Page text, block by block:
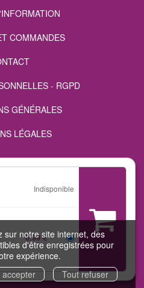
sur notre site internet, des
d'être enregistrées pour
expérience.
accepter Tout refuser
Indisponible
6,99 €
COMMANDES
- RGPD
GÉNÉRALES
LÉGALES
FAQ
LEROY ET NUXOS PUBLISHING
SONT DES MARQUES DÉPOSÉES
TECHNOLOGIES.